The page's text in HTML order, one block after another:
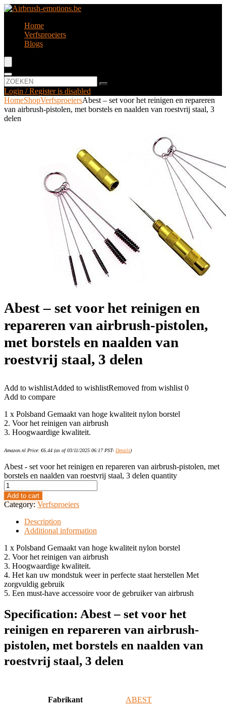
Home
Verfsproeiers
Blogs
Login / Register is disabled
HomeShopVerfsproeiersAbest – set voor het reinigen en repareren
van airbrush-pistolen, met borstels en naalden van roestvrij staal, 3
delen
Abest – set voor het reinigen en
repareren van airbrush-pistolen,
met borstels en naalden van
roestvrij staal, 3 delen
Add to wishlistAdded to wishlistRemoved from wishlist 0
Add to compare
1 x Polsband Gemaakt van hoge kwaliteit nylon borstel
2. Voor het reinigen van airbrush
3. Hoogwaardige kwaliteit.
Amazon.nl Price: €6.44 (as of 03/11/2025 06:17 PST- Details)
Abest - set voor het reinigen en repareren van airbrush-pistolen, met
borstels en naalden van roestvrij staal, 3 delen quantity
Add to cart
Category: Verfsproeiers
Description
Additional information
1 x Polsband Gemaakt van hoge kwaliteit nylon borstel
2. Voor het reinigen van airbrush
3. Hoogwaardige kwaliteit.
4. Het kan uw mondstuk weer in perfecte staat herstellen Met
zorgvuldig gebruik
5. Een must-have accessoire voor de gebruiker van airbrush
Specification: Abest – set voor het
reinigen en repareren van airbrush-
pistolen, met borstels en naalden van
roestvrij staal, 3 delen
Fabrikant ‎ABEST